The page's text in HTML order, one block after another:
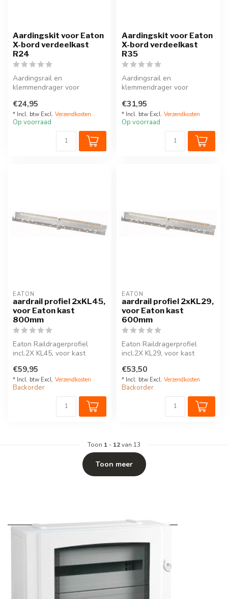
Aardingskit voor Eaton
X-bord verdeelkast
R24
Aardingsrail en
klemmendrager voor
€24,95
* Incl. btw Excl. Verzendkosten
Op voorraad
Aardingskit voor Eaton
X-bord verdeelkast
R35
Aardingsrail en
klemmendrager voor
Lengte 45 cm, kit met
voetjes ...
€31,95
* Incl. btw Excl. Verzendkosten
Op voorraad
EATON
aardrail profiel 2xKL45,
voor Eaton kast
800mm
Eaton Raildragerprofiel
incl.2X KL45, voor kast
€59,95
* Incl. btw Excl. Verzendkosten
Backorder
EATON
aardrail profiel 2xKL29,
voor Eaton kast
600mm
Eaton Raildragerprofiel
incl.2X KL29, voor kast
€53,50
* Incl. btw Excl. Verzendkosten
Backorder
Toon 1 - 12van 13
Toon meer